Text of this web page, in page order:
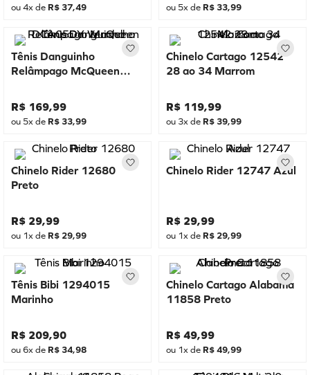
ou4x de R$ 37,49 ou 5x de R$ 33,99
Tênis Danguinho
Relâmpago McQueen
R$ 169,99
ou 5x de R$ 33,99
Chinelo Cartago 12542
28 ao 34 Marrom
R$ 119,99
ou 3x de R$ 39,99
Chinelo Rider 12680
Preto
R$ 29,99
ou 1x de R$ 29,99
Chinelo Rider 12747 Azul
R$ 29,99
ou 1x de R$ 29,99
Tênis Bibi 1294015
Marinho
R$ 209,90
ou6x de R$ 34,98
Chinelo Cartago Alabama
11858 Preto
R$ 49,99
ou 1x de R$49,99